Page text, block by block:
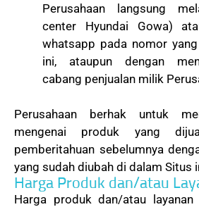
Perusahaan langsung
center Hyundai Gowa)
whatsapp pada nomor
ini, ataupun dengan
cabang penjualan milik
Perusahaan berhak untuk
mengenai produk yang
pemberitahuan sebelumnya
yang sudah diubah di dalam Situs
Harga Produk dan/atau
Harga produk dan/atau